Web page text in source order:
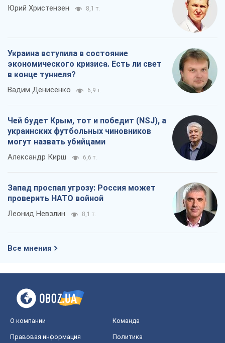
Юрий Христензен 8,1 т.
Украина вступила в состояние
экономического кризиса. Есть ли свет
в конце туннеля?
Вадим Денисенко 6,9 т.
Чей будет Крым, тот и победит (NSJ), а
украинских футбольных чиновников
могут назвать убийцами
Александр Кирш 6,6 т.
Запад проспал угрозу: Россия может
проверить НАТО войной
Леонид Невзлин 8,1 т.
Все мнения
О компании Команда
Правовая информация
Политика